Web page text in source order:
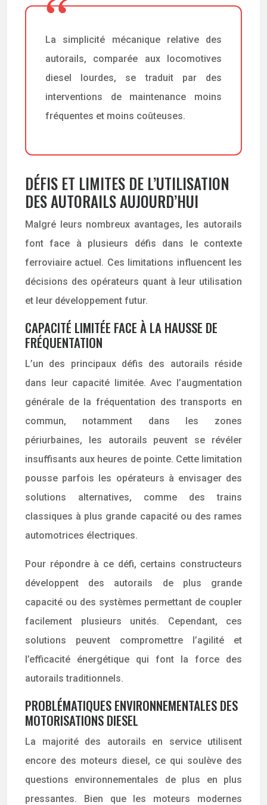
La simplicité mécanique relative des
autorails, comparée aux locomotives
diesel lourdes, se traduit par des
interventions de maintenance moins
fréquentes et moins coûteuses.
DÉFIS ET LIMITES DE L’UTILISATION
DES AUTORAILS AUJOURD’HUI
Malgré leurs nombreux avantages, les autorails
font face à plusieurs défis dans le contexte
ferroviaire actuel. Ces limitations influencent les
décisions des opérateurs quant à leur utilisation
et leur développement futur.
CAPACITÉ LIMITÉE FACE À LA HAUSSE DE
FRÉQUENTATION
L’un des principaux défis des autorails réside
dans leur capacité limitée. Avec l’augmentation
générale de la fréquentation des transports en
commun, notamment dans les zones
périurbaines, les autorails peuvent se révéler
insuffisants aux heures de pointe. Cette limitation
pousse parfois les opérateurs à envisager des
solutions alternatives, comme des trains
classiques à plus grande capacité ou des rames
automotrices électriques.
Pour répondre à ce défi, certains constructeurs
développent des autorails de plus grande
capacité ou des systèmes permettant de coupler
facilement plusieurs unités. Cependant, ces
solutions peuvent compromettre l’agilité et
l’efficacité énergétique qui font la force des
autorails traditionnels.
PROBLÉMATIQUES ENVIRONNEMENTALES DES
MOTORISATIONS DIESEL
La majorité des autorails en service utilisent
encore des moteurs diesel, ce qui soulève des
questions environnementales de plus en plus
pressantes. Bien que les moteurs modernes